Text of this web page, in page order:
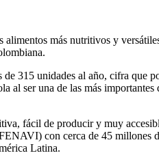
más nutritivos y
315 unidades al año, cifra que
ser una de las más
fácil de producir y muy
con cerca de 45 millones
Latina.